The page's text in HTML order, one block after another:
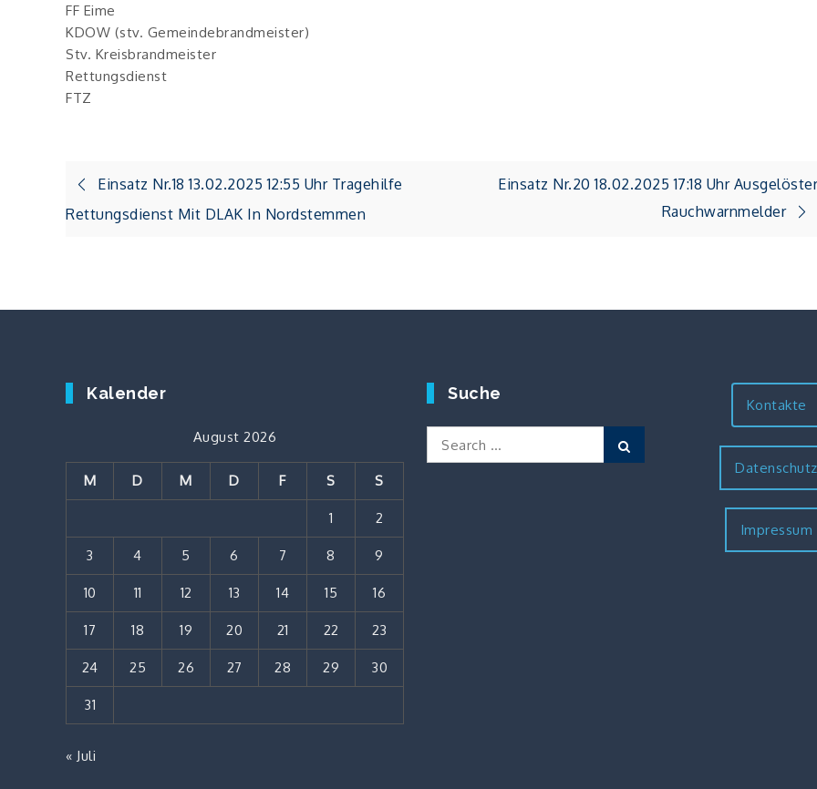
FF Eime
KDOW (stv. Gemeindebrandmeister)
Stv. Kreisbrandmeister
Rettungsdienst
FTZ
Beitragsnavigation
Einsatz Nr.18 13.02.2025 12:55 Uhr Tragehilfe
Rettungsdienst Mit DLAK In Nordstemmen
Einsatz Nr.20 18.02.2025 17:18 Uhr Ausgelöster
Rauchwarnmelder
Kalender
August 2026
M D M D F S S
1 2
3 4 5 6 7 8 9
10 11 12 13 14 15 16
17 18 19 20 21 22 23
24 25 26 27 28 29 30
31
« Juli
Suche
Search
for:
Kontakte
Datenschutz
Impressum